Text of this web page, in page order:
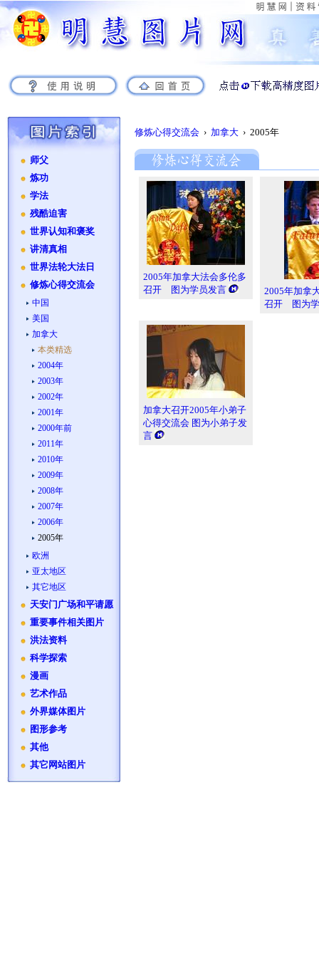
师父
炼功
学法
残酷迫害
世界认知和褒奖
讲清真相
世界法轮大法日
修炼心得交流会
中国
美国
加拿大
本类精选
2004年
2003年
2002年
2001年
2000年前
2011年
2010年
2009年
2008年
2007年
2006年
2005年
欧洲
亚太地区
其它地区
天安门广场和平请愿
重要事件相关图片
洪法资料
科学探索
漫画
艺术作品
外界媒体图片
图形参考
其他
其它网站图片
修炼心得交流会 › 加拿大 › 2005年
2005年加拿大法会多伦多
召开 图为学员发言
2005年加拿
召开 图为
加拿大召开2005年小弟子
心得交流会 图为小弟子发
言